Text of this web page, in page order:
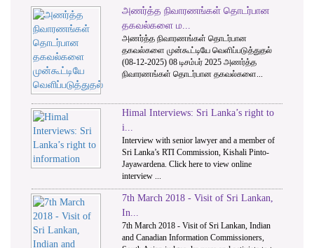
1 2
அணர்த்த நிவாரணங்கள் தொடர்பான
தகவல்களை ம...
அணர்த்த நிவாரணங்கள் தொடர்பான
தகவல்களை முன்கூட்டியே வெளிப்படுத்துதல்
(08-12-2025) 08 டிசம்பர் 2025 அணர்த்த
நிவாரணங்கள் தொடர்பான தகவல்களை...
Himal Interviews: Sri Lanka’s right to
i...
Interview with senior lawyer and a member of
Sri Lanka’s RTI Commission, Kishali Pinto-
Jayawardena. Click here to view online
interview ...
7th March 2018 - Visit of Sri Lankan,
In...
7th March 2018 - Visit of Sri Lankan, Indian
and Canadian Information Commissioners,